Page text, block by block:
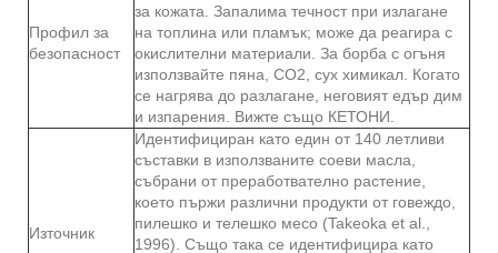
Профил за
безопасност
за кожата. Запалима течност при излагане
на топлина или пламък; може да реагира с
окислителни материали. За борба с огъня
използвайте пяна, CO2, сух химикал. Когато
се нагрява до разлагане, неговият едър дим
и изпарения. Вижте също КЕТОНИ.
Източник
Идентифициран като един от 140 летливи
съставки в използваните соеви масла,
събрани от преработвателно растение,
което пържи различни продукти от говеждо,
пилешко и телешко месо (Takeoka et al.,
1996). Също така се идентифицира като